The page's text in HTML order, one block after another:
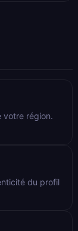
votre région.
du profil